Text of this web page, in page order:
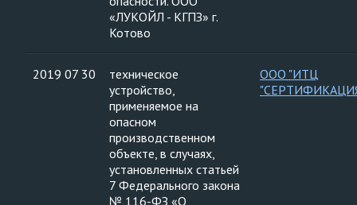
«ЛУКОЙЛ - КГПЗ» г.
Котово
2019 07 30
техническое
устройство,
применяемое на
опасном
производственном
объекте, в случаях,
установленных статьей
7 Федерального закона
№ 116-ФЗ «О
ООО "ИТЦ